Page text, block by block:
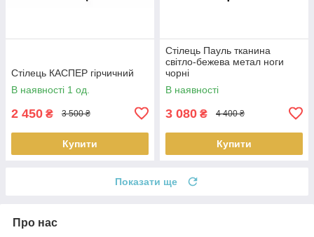
Стілець КАСПЕР гірчичний
В наявності 1 од.
2 450 ₴ 3 500 ₴
Купити
Стілець Пауль тканина
світло-бежева метал ноги
чорні
В наявності
3 080 ₴ 4 400 ₴
Купити
Показати ще
Про нас